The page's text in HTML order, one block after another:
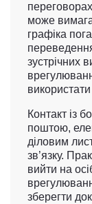
може
графіка
зустрічних
Контакт із
поштою,
діловим
зв’язку.
вийти на
зберегти